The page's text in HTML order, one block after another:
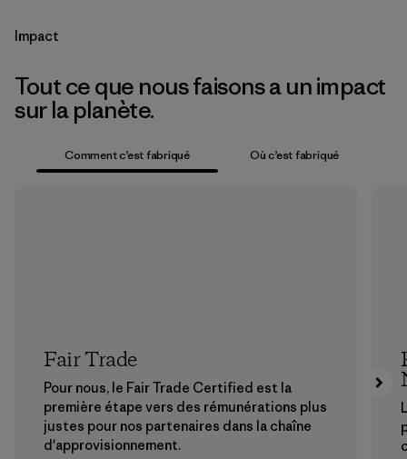
Impact
Tout ce que nous faisons a un impact
sur la planète.
Comment c’est fabriqué Où c’est fabriqué
Fair Trade
Pour nous, le Fair Trade Certified est la
première étape vers des rémunérations plus
justes pour nos partenaires dans la chaîne
d'approvisionnement.